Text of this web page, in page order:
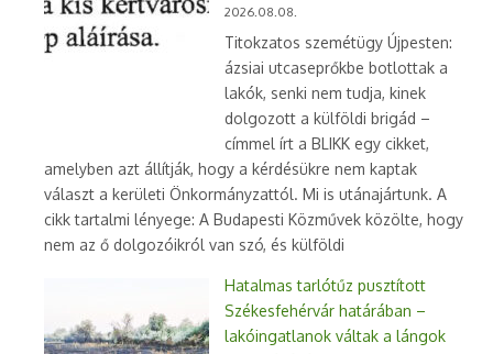
2026.08.08.
Titokzatos szemétügy Újpesten:
ázsiai utcaseprőkbe botlottak a
lakók, senki nem tudja, kinek
dolgozott a külföldi brigád –
címmel írt a BLIKK egy cikket,
amelyben azt állítják, hogy a kérdésükre nem kaptak
választ a kerületi Önkormányzattól. Mi is utánajártunk. A
cikk tartalmi lényege: A Budapesti Közművek közölte, hogy
nem az ő dolgozóikról van szó, és külföldi
Hatalmas tarlótűz pusztított
Székesfehérvár határában –
lakóingatlanok váltak a lángok